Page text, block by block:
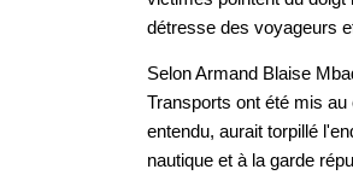
détresse des voyageurs
Selon Armand Blaise
Transports ont été mis
entendu, aurait torpillé
nautique et à la garde